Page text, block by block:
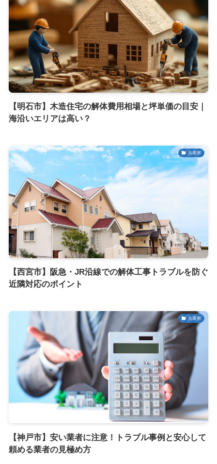
【明石市】木造住宅の解体費用相場と坪単価の目安｜
海沿いエリアは高い？
兵庫県
【西宮市】阪急・JR沿線での解体工事トラブルを防ぐ
近隣対応のポイント
兵庫県
【神戸市】安い業者に注意！トラブル事例と安心して
頼める業者の見極め方